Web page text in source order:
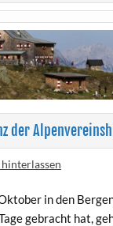
der
in den
gebracht hat,